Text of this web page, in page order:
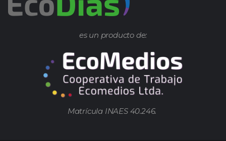
es un producto de:
Matrícula INAES 40.246.